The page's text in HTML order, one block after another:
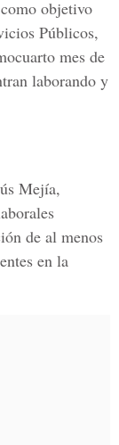
objetivo
Públicos,
mes de
laborando y
Mejía,
de al menos
en la